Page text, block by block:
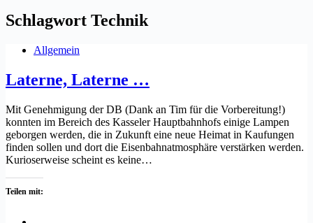
Schlagwort Technik
Allgemein
Laterne, Laterne …
Mit Genehmigung der DB (Dank an Tim für die Vorbereitung!)
konnten im Bereich des Kasseler Hauptbahnhofs einige Lampen
geborgen werden, die in Zukunft eine neue Heimat in Kaufungen
finden sollen und dort die Eisenbahnatmosphäre verstärken werden.
Kurioserweise scheint es keine…
Teilen mit: